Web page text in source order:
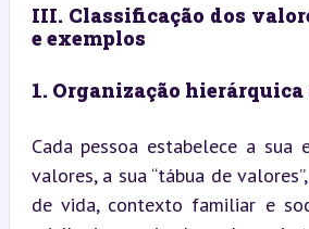
III. Classificação dos
e exemplos
1. Organização
Cada pessoa estabelece a sua
valores, a sua “tábua de
de vida, contexto familiar e